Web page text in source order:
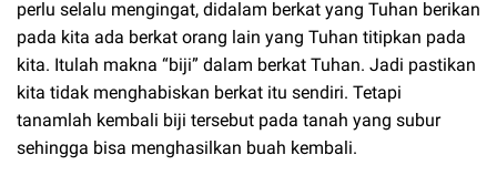
perlu selalu mengingat, didalam berkat yang Tuhan berikan
pada kita ada berkat orang lain yang Tuhan titipkan pada
kita. Itulah makna “biji” dalam berkat Tuhan. Jadi pastikan
kita tidak menghabiskan berkat itu sendiri. Tetapi
tanamlah kembali biji tersebut pada tanah yang subur
sehingga bisa menghasilkan buah kembali.